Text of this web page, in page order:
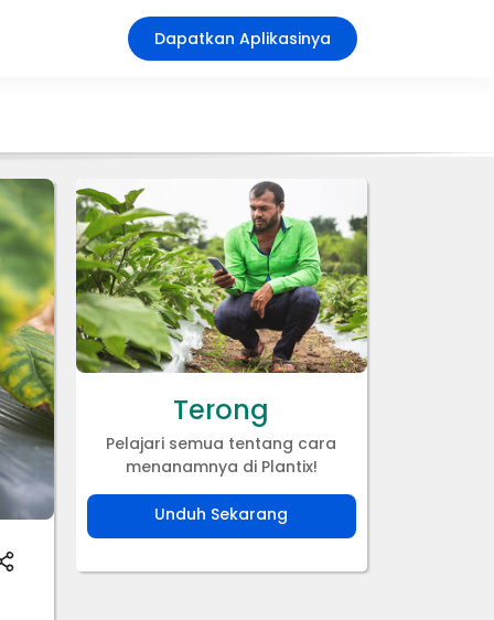
Dapatkan Aplikasinya
Terong
Pelajari semua tentang cara
menanamnya di Plantix!
Unduh Sekarang